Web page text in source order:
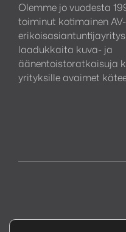
Olemme jo vuodesta
toiminut kotimainen
laadukkaita kuva- ja
äänentoistoratkaisuja
yrityksille avaimet